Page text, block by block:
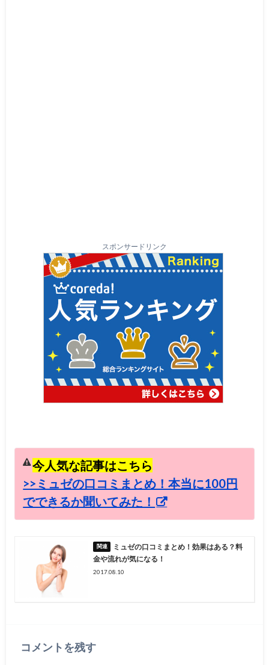
スポンサードリンク
今人気な記事はこちら
>>ミュゼの口コミまとめ！本当に100円
でできるか聞いてみた！
ミュゼの口コミまとめ！効果はある？料
金や流れが気になる！
2017.08.10
コメントを残す